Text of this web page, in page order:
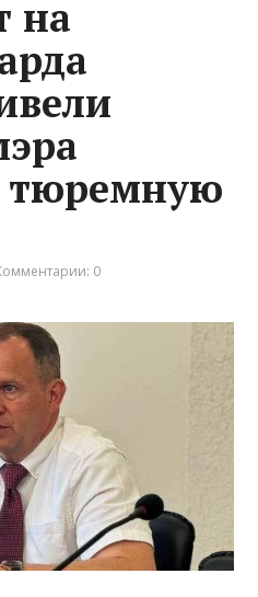
на
тюремную
0